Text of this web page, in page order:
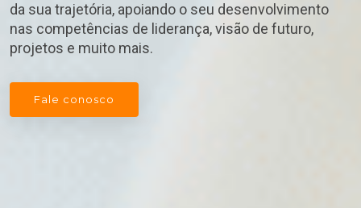
da sua trajetória, apoiando o seu desenvolvimento
nas competências de liderança, visão de futuro,
projetos e muito mais.
Fale conosco